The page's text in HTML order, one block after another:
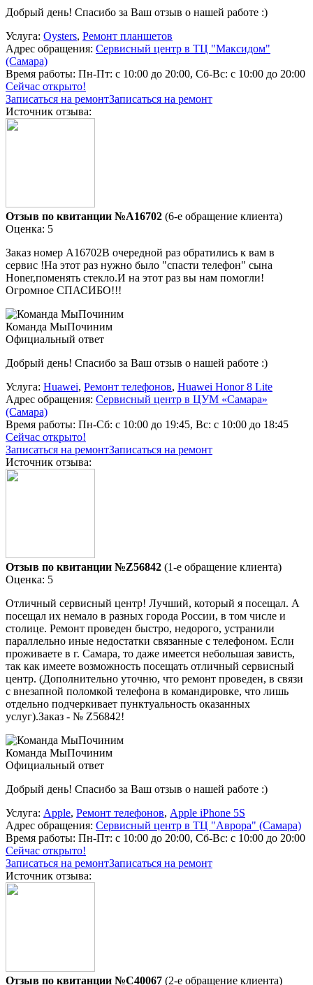
Добрый день! Спасибо за Ваш отзыв о нашей работе :)
Услуга: Oysters, Ремонт планшетов
Адрес обращения: Сервисный центр в ТЦ "Максидом"
(Самара)
Время работы: Пн-Пт: с 10:00 до 20:00, Сб-Вс: с 10:00 до 20:00
Сейчас открыто!
Записаться на ремонтЗаписаться на ремонт
Источник отзыва:
Отзыв по квитанции №A16702 (6-е обращение клиента)
Оценка: 5
Заказ номер А16702В очередной раз обратились к вам в
сервис !На этот раз нужно было "спасти телефон" сына
Honer,поменять стекло.И на этот раз вы нам помогли!
Огромное СПАСИБО!!!
Команда МыПочиним
Официальный ответ
Добрый день! Спасибо за Ваш отзыв о нашей работе :)
Услуга: Huawei, Ремонт телефонов, Huawei Honor 8 Lite
Адрес обращения: Сервисный центр в ЦУМ «Самара»
(Самара)
Время работы: Пн-Сб: с 10:00 до 19:45, Вс: с 10:00 до 18:45
Сейчас открыто!
Записаться на ремонтЗаписаться на ремонт
Источник отзыва:
Отзыв по квитанции №Z56842 (1-е обращение клиента)
Оценка: 5
Отличный сервисный центр! Лучший, который я посещал. А
посещал их немало в разных города России, в том числе и
столице. Ремонт проведен быстро, недорого, устранили
параллельно иные недостатки связанные с телефоном. Если
проживаете в г. Самара, то даже имеется небольшая зависть,
так как имеете возможность посещать отличный сервисный
центр. (Дополнительно уточню, что ремонт проведен, в связи
с внезапной поломкой телефона в командировке, что лишь
отдельно подчеркивает пунктуальность оказанных
услуг).Заказ - № Z56842!
Команда МыПочиним
Официальный ответ
Добрый день! Спасибо за Ваш отзыв о нашей работе :)
Услуга: Apple, Ремонт телефонов, Apple iPhone 5S
Адрес обращения: Сервисный центр в ТЦ "Аврора" (Самара)
Время работы: Пн-Пт: с 10:00 до 20:00, Сб-Вс: с 10:00 до 20:00
Сейчас открыто!
Записаться на ремонтЗаписаться на ремонт
Источник отзыва:
Отзыв по квитанции №C40067 (2-е обращение клиента)